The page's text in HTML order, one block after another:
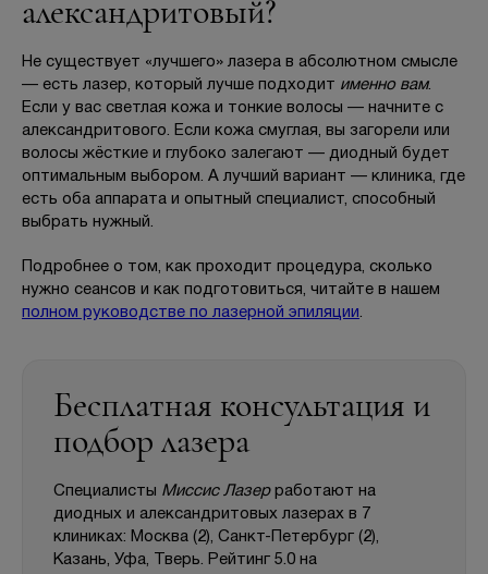
александритовый?
Не существует «лучшего» лазера в абсолютном смысле
— есть лазер, который лучше подходит именно вам.
Если у вас светлая кожа и тонкие волосы — начните с
александритового. Если кожа смуглая, вы загорели или
волосы жёсткие и глубоко залегают — диодный будет
оптимальным выбором. А лучший вариант — клиника, где
есть оба аппарата и опытный специалист, способный
выбрать нужный.
Подробнее о том, как проходит процедура, сколько
нужно сеансов и как подготовиться, читайте в нашем
полном руководстве по лазерной эпиляции.
Бесплатная консультация и
подбор лазера
Специалисты Миссис Лазерработают на
диодных и александритовых лазерах в 7
клиниках: Москва (2), Санкт-Петербург (2),
Казань, Уфа, Тверь. Рейтинг 5.0 на